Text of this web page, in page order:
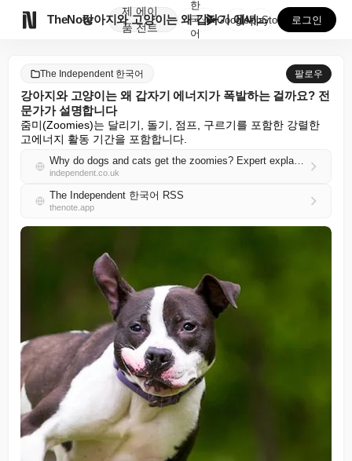
TheNote
제
품
에이
전트
강아지와 고양이는 왜 갑자기 에너지가 폭발하는 걸까요?...
한
국
어
GooglePlay
AppStore 로그인
The Independent 한국어 팔로우
강아지와 고양이는 왜 갑자기 에너지가 폭발하는 걸까요? 전
문가가 설명합니다
줌미(Zoomies)는 달리기, 돌기, 점프, 구르기를 포함한 강렬한
고에너지 활동 기간을 포함합니다.
Why do dogs and cats get the zoomies? Expert explains the sudden bursts of energy
independent.co.uk
The Independent 한국어 RSS
thenote.app